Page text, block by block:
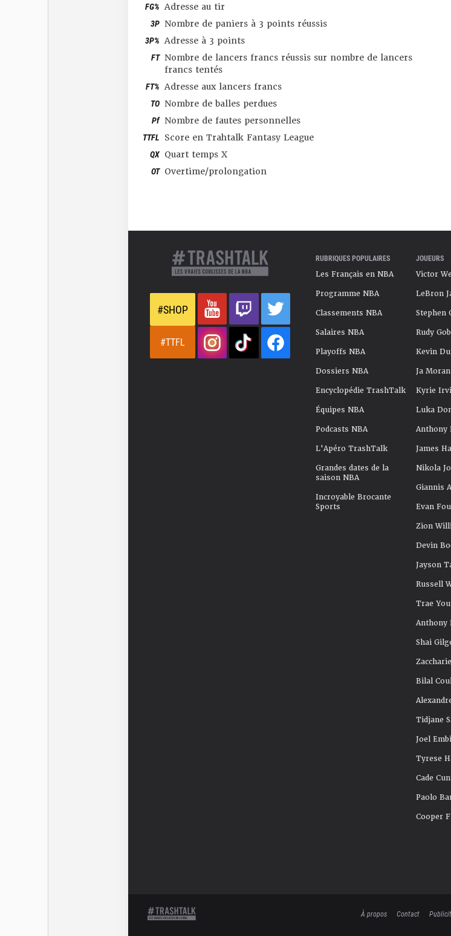
FG% Adresse au tir
3P Nombre de paniers à 3 points réussis
3P% Adresse à 3 points
FT Nombre de lancers francs réussis sur nombre de lancers
francs tentés
FT% Adresse aux lancers francs
TO Nombre de balles perdues
Pf Nombre de fautes personnelles
TTFL Score en Trahtalk Fantasy League
QX Quart temps X
OT Overtime/prolongation
#SHOP
#TTFL
RUBRIQUES POPULAIRES
Les Français en NBA
Programme NBA
Classements NBA
Salaires NBA
Playoffs NBA
Dossiers NBA
Encyclopédie TrashTalk
Équipes NBA
Podcasts NBA
L'Apéro TrashTalk
Grandes dates de la
saison NBA
Incroyable Brocante
Sports
JOUEURS
Victor
LeBron
Stephen
Rudy
Kevin
Ja
Kyrie
Luka
Anthony
James
Nikola
Giannis
Evan
Zion
Devin
Jayson
Russell
Trae
Anthony
Shai
Bilal
Tidjane
Joel
Tyrese
Cade
Paolo
Cooper
À propos Contact